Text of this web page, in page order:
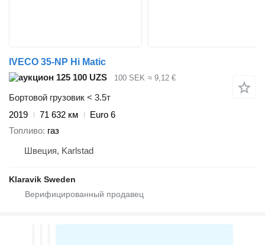
IVECO 35-NP Hi Matic
125 100 UZS
100 SEK ≈ 9,12 €
Бортовой грузовик < 3.5т
2019
71 632 км
Euro 6
Топливо газ
Швеция, Karlstad
Klaravik Sweden